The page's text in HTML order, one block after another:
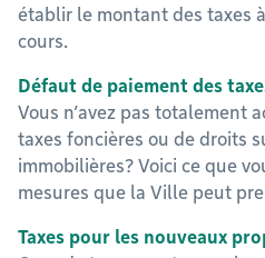
établir le montant des taxes
cours.
Défaut de paiement des
Vous n’avez pas totalement
taxes foncières ou de droits
immobilières? Voici ce que
mesures que la Ville peut
Taxes pour les nouveaux